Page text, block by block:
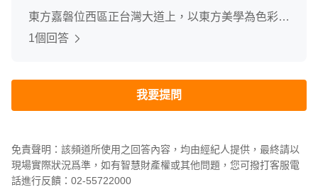
東方嘉磐位西區正台灣大道上，以東方美學為色彩作
定調，規劃飯店式風格公設。公設除一般新社區常有
坪95元，車位清潔費平面每位500元、機械每位600
元。另位每月另儲值1千元，儲值金月底不歸零。管
1個回答
我要提問
免責聲明：該頻道所使用之回答內容，均由經紀人提供，最終請以
現場實際狀況爲準，如有智慧財產權或其他問題，您可撥打客服電
話進行反饋：02-55722000